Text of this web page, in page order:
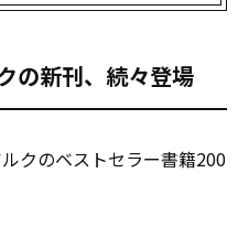
の新刊、続々登場
クのベストセラー書籍200